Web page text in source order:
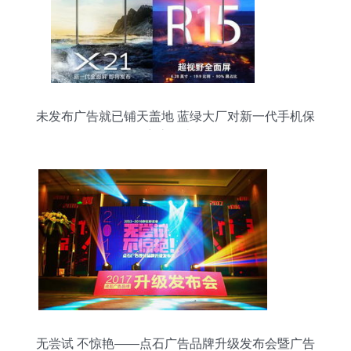
未发布广告就已铺天盖地 蓝绿大厂对新一代手机保
无尝试 不惊艳——点石广告品牌升级发布会暨广告